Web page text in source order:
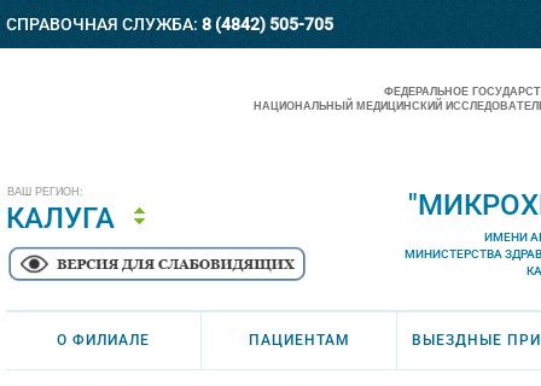
СПРАВОЧНАЯ СЛУЖБА: 8 (4842) 505-705
ВАШ РЕГИОН:
КАЛУГА
ФЕДЕРАЛЬНОЕ
НАЦИОНАЛЬНЫЙ МЕДИЦИНСКИЙ
ИМЕНИ
МИНИСТЕРСТВА
О ФИЛИАЛЕ ПАЦИЕНТАМ ВЫЕЗДНЫЕ